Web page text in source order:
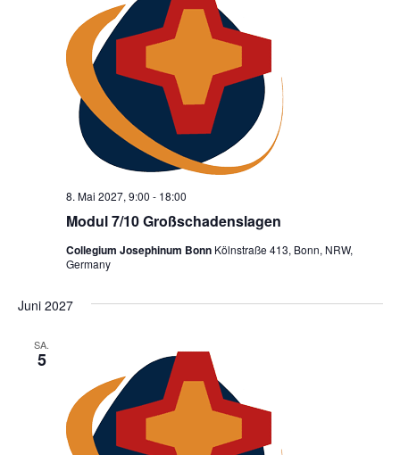
Modul 7/10 Großschadenslagen
8. Mai 2027, 9:00 - 18:00
Collegium Josephinum Bonn Kölnstraße 413, Bonn, NRW,
Germany
Juni 2027
SA.
5